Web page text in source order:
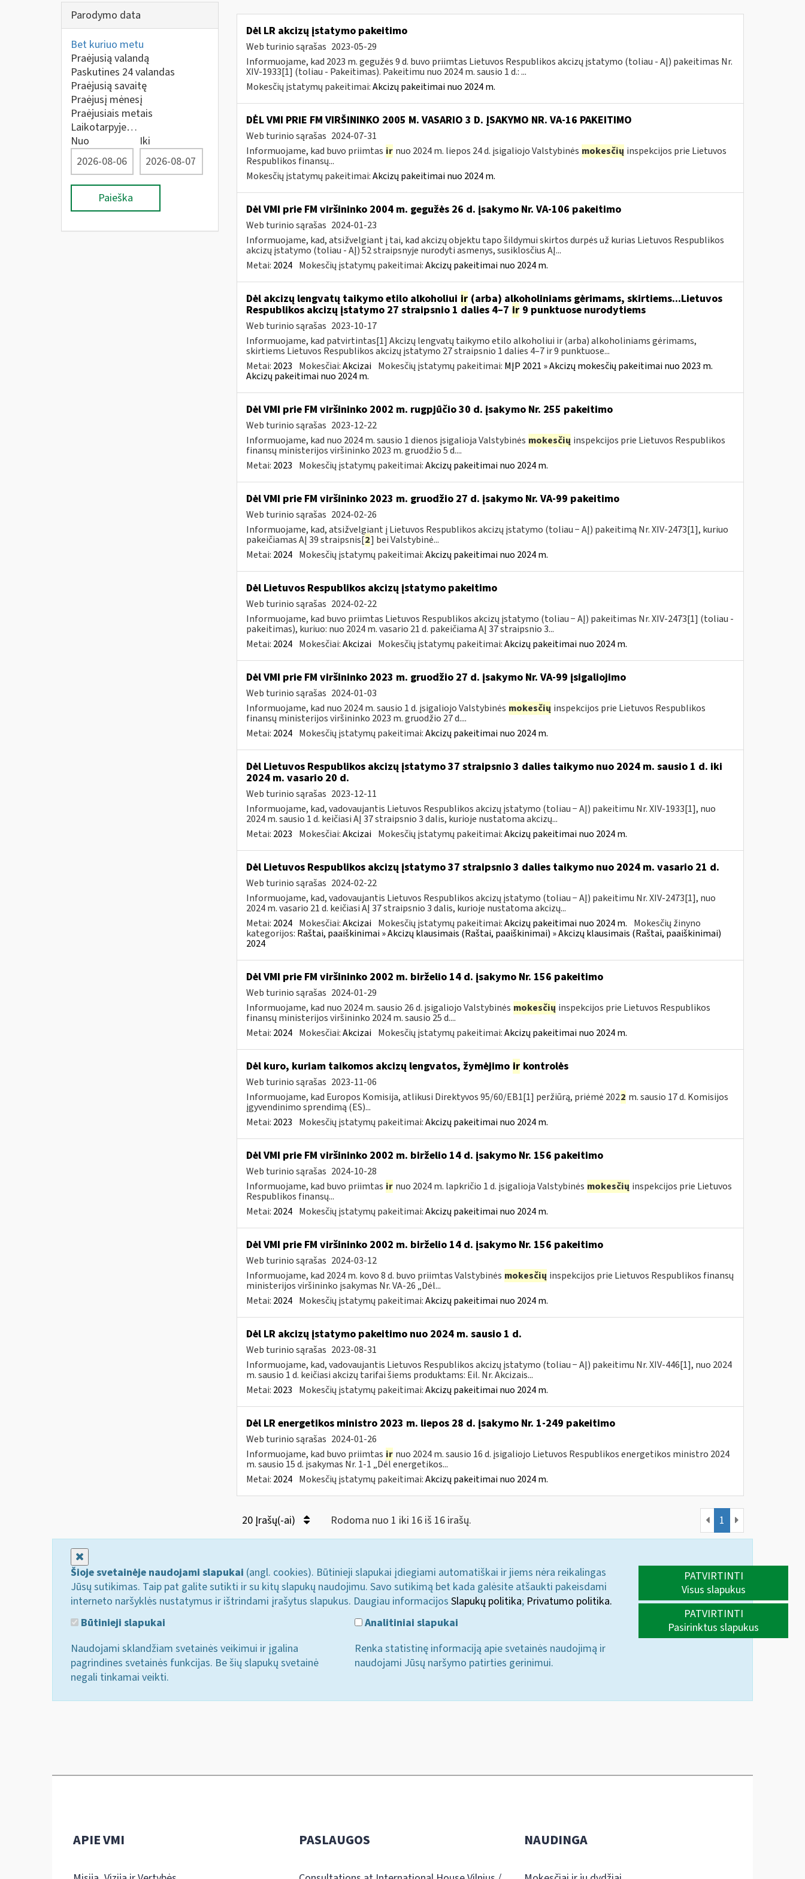
Parodymo data
Bet kuriuo metu
Praėjusią valandą
Paskutines 24 valandas
Praėjusią savaitę
Praėjusį mėnesį
Praėjusiais metais
Laikotarpyje…
Nuo
Iki
Paieška
Dėl LR akcizų įstatymo pakeitimo
Web turinio sąrašas 2023-05-29
Informuojame, kad 2023 m. gegužės 9 d. buvo priimtas Lietuvos Respublikos akcizų įstatymo (toliau - AĮ) pakeitimas Nr.
XIV-1933[1] (toliau - Pakeitimas). Pakeitimu nuo 2024 m. sausio 1 d.: ...
Mokesčių įstatymų pakeitimai:Akcizų pakeitimai nuo 2024 m.
DĖL VMI PRIE FM VIRŠININKO 2005 M. VASARIO 3 D. ĮSAKYMO NR. VA-16 PAKEITIMO
Web turinio sąrašas 2024-07-31
Informuojame, kad buvo priimtas ir nuo 2024 m. liepos 24 d. įsigaliojo Valstybinės mokesčių inspekcijos prie Lietuvos
Respublikos finansų...
Mokesčių įstatymų pakeitimai:Akcizų pakeitimai nuo 2024 m.
Dėl VMI prie FM viršininko 2004 m. gegužės 26 d. įsakymo Nr. VA-106 pakeitimo
Web turinio sąrašas 2024-01-23
Informuojame, kad, atsižvelgiant į tai, kad akcizų objektu tapo šildymui skirtos durpės už kurias Lietuvos Respublikos
akcizų įstatymo (toliau - AĮ) 52 straipsnyje nurodyti asmenys, susiklosčius AĮ...
Metai: 2024 Mokesčių įstatymų pakeitimai:Akcizų pakeitimai nuo 2024 m.
Dėl akcizų lengvatų taikymo etilo alkoholiui ir(arba) alkoholiniams gėrimams, skirtiems...Lietuvos
Respublikos akcizų įstatymo 27 straipsnio 1 dalies 4–7 ir9 punktuose nurodytiems
Web turinio sąrašas 2023-10-17
Informuojame, kad patvirtintas[1] Akcizų lengvatų taikymo etilo alkoholiui ir (arba) alkoholiniams gėrimams,
skirtiems Lietuvos Respublikos akcizų įstatymo 27 straipsnio 1 dalies 4–7 ir 9 punktuose...
Metai: 2023 Mokesčiai:Akcizai Mokesčių įstatymų pakeitimai: MĮP 2021 » Akcizų mokesčių pakeitimai nuo 2023 m.
Akcizų pakeitimai nuo 2024 m.
Dėl VMI prie FM viršininko 2002 m. rugpjūčio 30 d. įsakymo Nr. 255 pakeitimo
Web turinio sąrašas 2023-12-22
Informuojame, kad nuo 2024 m. sausio 1 dienos įsigalioja Valstybinės mokesčių inspekcijos prie Lietuvos Respublikos
finansų ministerijos viršininko 2023 m. gruodžio 5 d....
Metai: 2023 Mokesčių įstatymų pakeitimai:Akcizų pakeitimai nuo 2024 m.
Dėl VMI prie FM viršininko 2023 m. gruodžio 27 d. įsakymo Nr. VA-99 pakeitimo
Web turinio sąrašas 2024-02-26
Informuojame, kad, atsižvelgiant į Lietuvos Respublikos akcizų įstatymo (toliau − AĮ) pakeitimą Nr. XIV-2473[1], kuriuo
pakeičiamas AĮ 39 straipsnis[2] bei Valstybinė...
Metai: 2024 Mokesčių įstatymų pakeitimai:Akcizų pakeitimai nuo 2024 m.
Dėl Lietuvos Respublikos akcizų įstatymo pakeitimo
Web turinio sąrašas 2024-02-22
Informuojame, kad buvo priimtas Lietuvos Respublikos akcizų įstatymo (toliau − AĮ) pakeitimas Nr. XIV-2473[1] (toliau -
pakeitimas), kuriuo: nuo 2024 m. vasario 21 d. pakeičiama AĮ 37 straipsnio 3...
Metai: 2024 Mokesčiai:Akcizai Mokesčių įstatymų pakeitimai:Akcizų pakeitimai nuo 2024 m.
Dėl VMI prie FM viršininko 2023 m. gruodžio 27 d. įsakymo Nr. VA-99 įsigaliojimo
Web turinio sąrašas 2024-01-03
Informuojame, kad nuo 2024 m. sausio 1 d. įsigaliojo Valstybinės mokesčių inspekcijos prie Lietuvos Respublikos
finansų ministerijos viršininko 2023 m. gruodžio 27 d....
Metai: 2024 Mokesčių įstatymų pakeitimai:Akcizų pakeitimai nuo 2024 m.
Dėl Lietuvos Respublikos akcizų įstatymo 37 straipsnio 3 dalies taikymo nuo 2024 m. sausio 1 d. iki
2024 m. vasario 20 d.
Web turinio sąrašas 2023-12-11
Informuojame, kad, vadovaujantis Lietuvos Respublikos akcizų įstatymo (toliau − AĮ) pakeitimu Nr. XIV-1933[1], nuo
2024 m. sausio 1 d. keičiasi AĮ 37 straipsnio 3 dalis, kurioje nustatoma akcizų...
Metai: 2023 Mokesčiai:Akcizai Mokesčių įstatymų pakeitimai:Akcizų pakeitimai nuo 2024 m.
Dėl Lietuvos Respublikos akcizų įstatymo 37 straipsnio 3 dalies taikymo nuo 2024 m. vasario 21 d.
Web turinio sąrašas 2024-02-22
Informuojame, kad, vadovaujantis Lietuvos Respublikos akcizų įstatymo (toliau − AĮ) pakeitimu Nr. XIV-2473[1], nuo
2024 m. vasario 21 d. keičiasi AĮ 37 straipsnio 3 dalis, kurioje nustatoma akcizų...
Metai: 2024 Mokesčiai:Akcizai Mokesčių įstatymų pakeitimai:Akcizų pakeitimai nuo 2024 m. Mokesčių žinyno
kategorijos: Raštai, paaiškinimai » Akcizų klausimais (Raštai, paaiškinimai) » Akcizų klausimais (Raštai, paaiškinimai)
2024
Dėl VMI prie FM viršininko 2002 m. birželio 14 d. įsakymo Nr. 156 pakeitimo
Web turinio sąrašas 2024-01-29
Informuojame, kad nuo 2024 m. sausio 26 d. įsigaliojo Valstybinės mokesčių inspekcijos prie Lietuvos Respublikos
finansų ministerijos viršininko 2024 m. sausio 25 d....
Metai: 2024 Mokesčiai:Akcizai Mokesčių įstatymų pakeitimai:Akcizų pakeitimai nuo 2024 m.
Dėl kuro, kuriam taikomos akcizų lengvatos, žymėjimo irkontrolės
Web turinio sąrašas 2023-11-06
Informuojame, kad Europos Komisija, atlikusi Direktyvos 95/60/EB1[1] peržiūrą, priėmė 2022 m. sausio 17 d. Komisijos
įgyvendinimo sprendimą (ES)...
Metai: 2023 Mokesčių įstatymų pakeitimai:Akcizų pakeitimai nuo 2024 m.
Dėl VMI prie FM viršininko 2002 m. birželio 14 d. įsakymo Nr. 156 pakeitimo
Web turinio sąrašas 2024-10-28
Informuojame, kad buvo priimtas ir nuo 2024 m. lapkričio 1 d. įsigalioja Valstybinės mokesčių inspekcijos prie Lietuvos
Respublikos finansų...
Metai: 2024 Mokesčių įstatymų pakeitimai:Akcizų pakeitimai nuo 2024 m.
Dėl VMI prie FM viršininko 2002 m. birželio 14 d. įsakymo Nr. 156 pakeitimo
Web turinio sąrašas 2024-03-12
Informuojame, kad 2024 m. kovo 8 d. buvo priimtas Valstybinės mokesčių inspekcijos prie Lietuvos Respublikos finansų
ministerijos viršininko įsakymas Nr. VA-26 „Dėl...
Metai: 2024 Mokesčių įstatymų pakeitimai:Akcizų pakeitimai nuo 2024 m.
Dėl LR akcizų įstatymo pakeitimo nuo 2024 m. sausio 1 d.
Web turinio sąrašas 2023-08-31
Informuojame, kad, vadovaujantis Lietuvos Respublikos akcizų įstatymo (toliau − AĮ) pakeitimu Nr. XIV-446[1], nuo 2024
m. sausio 1 d. keičiasi akcizų tarifai šiems produktams: Eil. Nr. Akcizais...
Metai: 2023 Mokesčių įstatymų pakeitimai:Akcizų pakeitimai nuo 2024 m.
Dėl LR energetikos ministro 2023 m. liepos 28 d. įsakymo Nr. 1-249 pakeitimo
Web turinio sąrašas 2024-01-26
Informuojame, kad buvo priimtas ir nuo 2024 m. sausio 16 d. įsigaliojo Lietuvos Respublikos energetikos ministro 2024
m. sausio 15 d. įsakymas Nr. 1-1 „Dėl energetikos...
Metai: 2024 Mokesčių įstatymų pakeitimai:Akcizų pakeitimai nuo 2024 m.
20 Įrašų(-ai) Rodoma nuo 1 iki 16 iš 16 irašų. 1
Šioje svetainėje naudojami slapukai (angl. cookies). Būtinieji slapukai įdiegiami automatiškai ir jiems nėra reikalingas
Jūsų sutikimas. Taip pat galite sutikti ir su kitų slapukų naudojimu. Savo sutikimą bet kada galėsite atšaukti pakeisdami
interneto naršyklės nustatymus ir ištrindami įrašytus slapukus. Daugiau informacijos Slapukų politika; Privatumo politika.
Būtinieji slapukai
Naudojami sklandžiam svetainės veikimui ir įgalina
pagrindines svetainės funkcijas. Be šių slapukų svetainė
negali tinkamai veikti.
Analitiniai slapukai
Renka statistinę informaciją apie svetainės naudojimą ir
naudojami Jūsų naršymo patirties gerinimui.
PATVIRTINTI
Visus slapukus
PATVIRTINTI
Pasirinktus slapukus
APIE VMI PASLAUGOS NAUDINGA